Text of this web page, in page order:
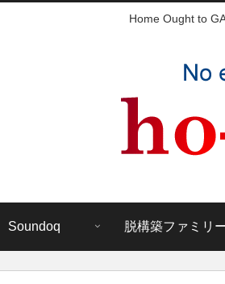
Home Ought to
Soundoq 脱構築ファミリ